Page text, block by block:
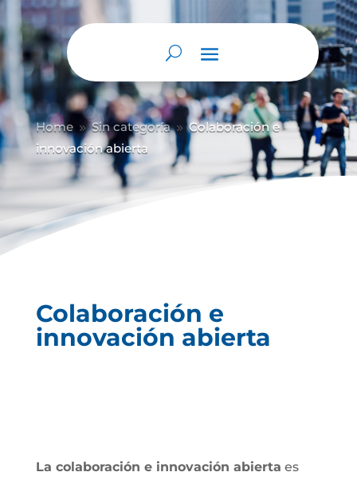
Abrir barra de herramientas
Home 9 Sin categoría 9 Colaboración e
innovación abierta
Colaboración e
innovación abierta
La colaboración e innovación abierta es